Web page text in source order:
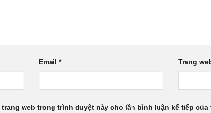
Email* Trang
web trong trình duyệt này cho lần bình luận kế tiếp của